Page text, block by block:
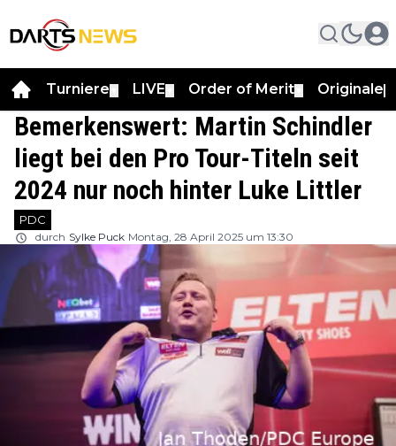
Turniere LIVE Order of Merit Originale
Bemerkenswert: Martin Schindler
liegt bei den Pro Tour-Titeln seit
2024 nur noch hinter Luke Littler
PDC
durch Sylke Puck Montag, 28 April 2025 um 13:30